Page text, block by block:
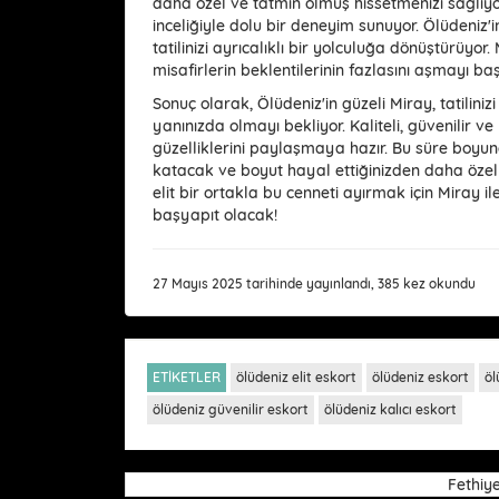
inceliğiyle dolu bir deneyim sunuyor.
tatilinizi ayrıcalıklı bir yolculuğa
misafirlerin beklentilerinin fazlasını aşmayı
Sonuç olarak, Ölüdeniz'in güzeli Miray,
yanınızda olmayı bekliyor. Kaliteli, güvenilir
güzelliklerini paylaşmaya hazır. Bu süre
katacak ve boyut hayal ettiğinizden daha
elit bir ortakla bu cenneti ayırmak için Miray
başyapıt olacak!
27 Mayıs 2025 tarihinde yayınlandı, 385 kez okundu
ETİKETLER ölüdeniz elit eskort ölüdeniz eskort
ölüdeniz güvenilir eskort
ölüdeniz kalıcı eskort